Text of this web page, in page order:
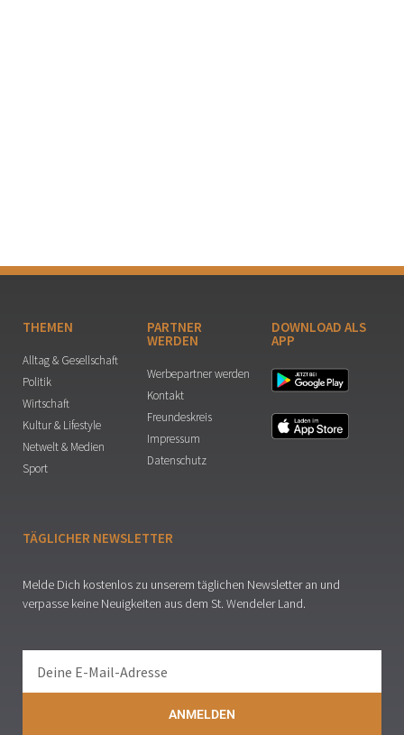
THEMEN
Alltag & Gesellschaft
Politik
Wirtschaft
Kultur & Lifestyle
Netwelt & Medien
Sport
PARTNER
WERDEN
Werbepartner werden
Kontakt
Freundeskreis
Impressum
Datenschutz
DOWNLOAD ALS
APP
TÄGLICHER NEWSLETTER
Melde Dich kostenlos zu unserem täglichen Newsletter an und
verpasse keine Neuigkeiten aus dem St. Wendeler Land.
ANMELDEN